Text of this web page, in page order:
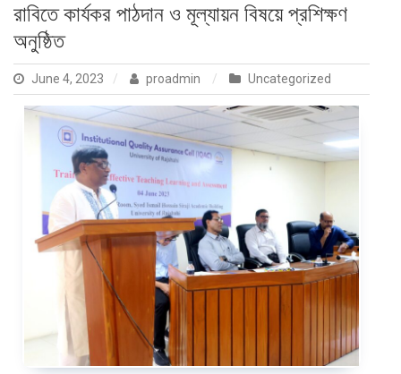
রাবিতে কার্যকর পাঠদান ও মূল্যায়ন বিষয়ে প্রশিক্ষণ
অনুষ্ঠিত
June 4, 2023 proadmin Uncategorized